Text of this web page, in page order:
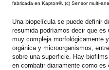
fabricada en Kapton®, (c) Sensor multi-
Una biopelícula se puede definir
resumida podríamos decir que
muy compleja morfológicamente
orgánica y microorganismos,
sobre una superficie. Hay
en combatir diariamente como